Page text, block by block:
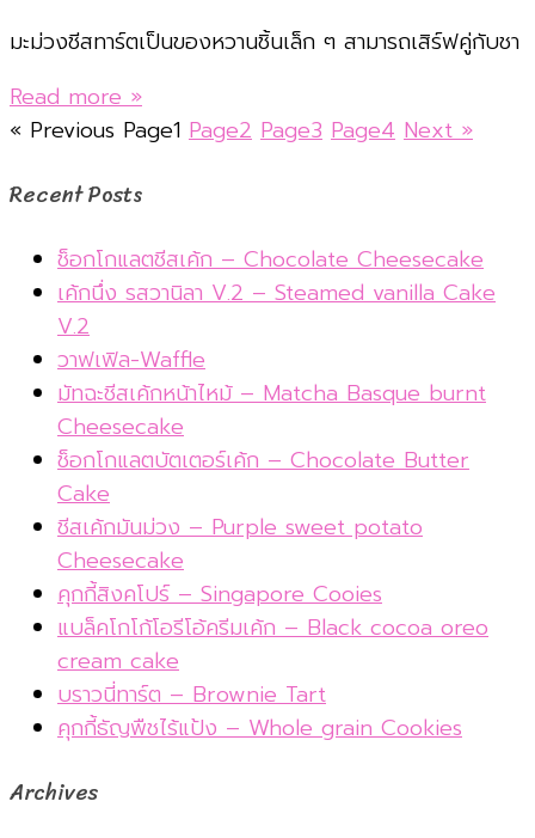
มะม่วงชีสทาร์ตเป็นของหวานชิ้นเล็ก ๆ สามารถเสิร์ฟคู่กับชา
Read more »
« Previous Page1 Page2 Page3 Page4 Next »
Recent Posts
ช็อกโกแลตชีสเค้ก – Chocolate Cheesecake
เค้กนึ่ง รสวานิลา V.2 – Steamed vanilla Cake
V.2
วาฟเฟิล-Waffle
มัทฉะชีสเค้กหน้าไหม้ – Matcha Basque burnt
Cheesecake
ช็อกโกแลตบัตเตอร์เค้ก – Chocolate Butter
Cake
ชีสเค้กมันม่วง – Purple sweet potato
Cheesecake
คุกกี้สิงคโปร์ – Singapore Cooies
แบล็คโกโก้โอรีโอ้ครีมเค้ก – Black cocoa oreo
cream cake
บราวนี่ทาร์ต – Brownie Tart
คุกกี้ธัญพืชไร้แป้ง – Whole grain Cookies
Archives